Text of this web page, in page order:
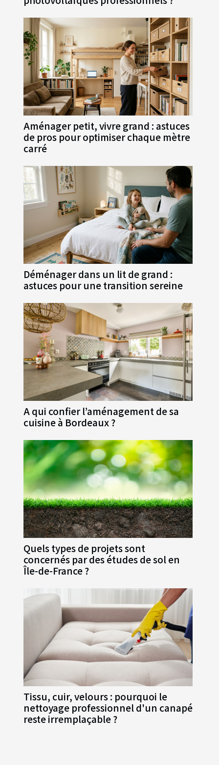
Aménager petit, vivre grand : astuces
de pros pour optimiser chaque mètre
carré
Déménager dans un lit de grand :
astuces pour une transition sereine
A qui confier l’aménagement de sa
cuisine à Bordeaux ?
Quels types de projets sont
concernés par des études de sol en
Île-de-France ?
Tissu, cuir, velours : pourquoi le
nettoyage professionnel d'un canapé
reste irremplaçable ?